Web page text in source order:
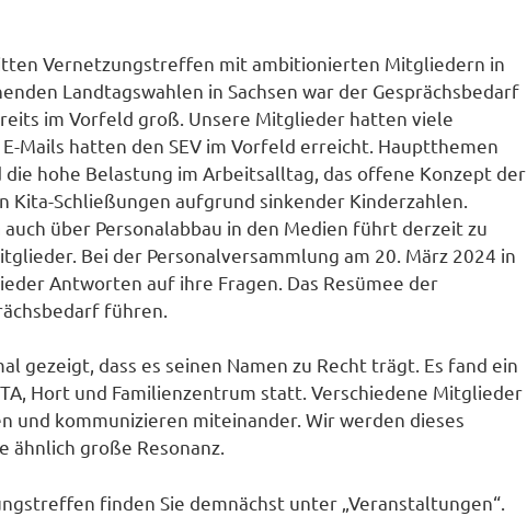
Vernetzungstreffen mit ambitionierten Mitgliedern in
Landtagswahlen in Sachsen war der Gesprächsbedarf
im Vorfeld groß. Unsere Mitglieder hatten viele
Mails hatten den SEV im Vorfeld erreicht. Hauptthemen
hohe Belastung im Arbeitsalltag, das offene Konzept der
Kita-Schließungen aufgrund sinkender Kinderzahlen.
über Personalabbau in den Medien führt derzeit zu
Bei der Personalversammlung am 20. März 2024 in
Antworten auf ihre Fragen. Das Resümee der
führen.
gezeigt, dass es seinen Namen zu Recht trägt. Es fand ein
Hort und Familienzentrum statt. Verschiedene Mitglieder
und kommunizieren miteinander. Wir werden dieses
große Resonanz.
finden Sie demnächst unter „Veranstaltungen“.